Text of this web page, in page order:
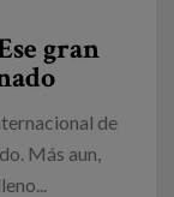
gran
de
Más aun,